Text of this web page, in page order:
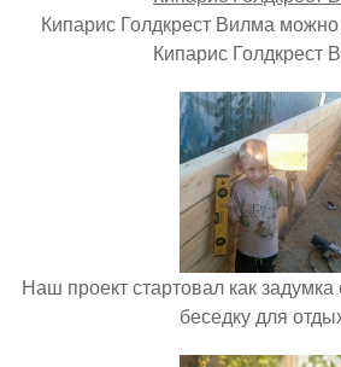
Кипарис Голдкрест Вилма
Кипарис Голдкрест
Наш проект стартовал как
беседку для